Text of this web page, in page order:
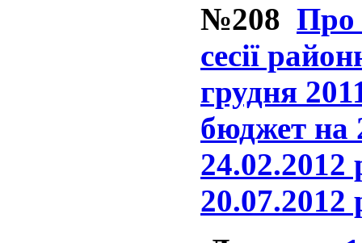
№208 Про
сесії
грудня
бюджет на
24.02.2012
20.07.2012